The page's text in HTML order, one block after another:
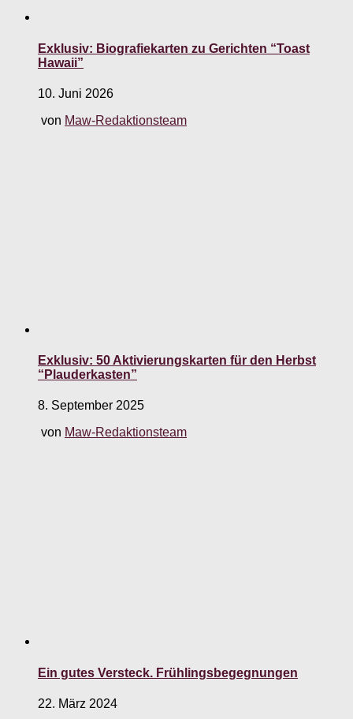
Exklusiv: Biografiekarten zu Gerichten “Toast
Hawaii”
10. Juni 2026
von Maw-Redaktionsteam
Exklusiv: 50 Aktivierungskarten für den Herbst
“Plauderkasten”
8. September 2025
von Maw-Redaktionsteam
Ein gutes Versteck. Frühlingsbegegnungen
22. März 2024